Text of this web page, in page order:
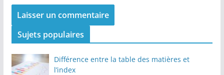
Sujets populaires
Différence entre la table des matières et
l’index